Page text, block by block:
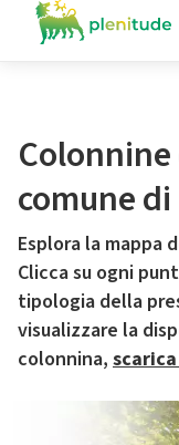
comune
Esplora la mappa
Clicca su ogni
tipologia della
visualizzare la
colonnina,